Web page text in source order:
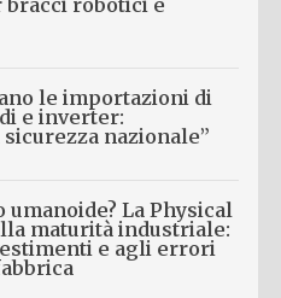
bracci robotici e
le importazioni di
e inverter:
sicurezza nazionale”
umanoide? La Physical
maturità industriale:
e agli errori